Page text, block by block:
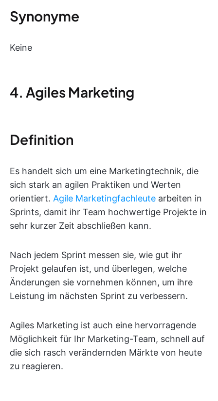
Synonyme
Keine
4. Agiles Marketing
Definition
Es handelt sich um eine Marketingtechnik, die
sich stark an agilen Praktiken und Werten
orientiert. Agile Marketingfachleute arbeiten in
Sprints, damit ihr Team hochwertige Projekte in
sehr kurzer Zeit abschließen kann.
Nach jedem Sprint messen sie, wie gut ihr
Projekt gelaufen ist, und überlegen, welche
Änderungen sie vornehmen können, um ihre
Leistung im nächsten Sprint zu verbessern.
Agiles Marketing ist auch eine hervorragende
Möglichkeit für Ihr Marketing-Team, schnell auf
die sich rasch verändernden Märkte von heute
zu reagieren.